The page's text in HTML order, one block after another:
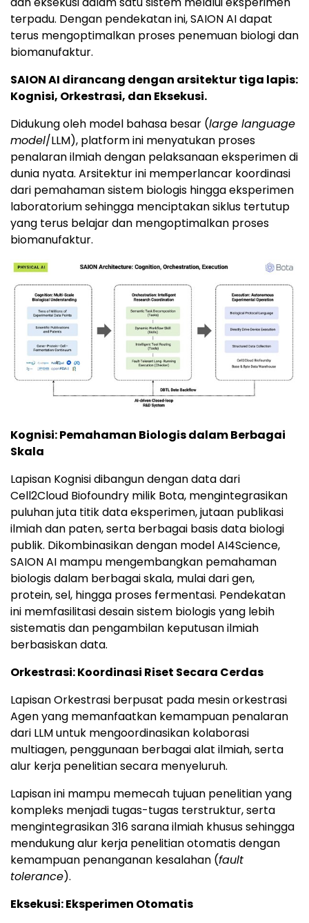
terpadu. Dengan pendekatan ini, SAION AI dapat
terus mengoptimalkan proses penemuan biologi dan
biomanufaktur.
SAION AI dirancang dengan arsitektur tiga lapis:
Kognisi, Orkestrasi, dan Eksekusi.
Didukung oleh model bahasa besar (large language
model/LLM), platform ini menyatukan proses
penalaran ilmiah dengan pelaksanaan eksperimen di
dunia nyata. Arsitektur ini memperlancar koordinasi
dari pemahaman sistem biologis hingga eksperimen
laboratorium sehingga menciptakan siklus tertutup
yang terus belajar dan mengoptimalkan proses
biomanufaktur.
Kognisi: Pemahaman Biologis dalam Berbagai
Skala
Lapisan Kognisi dibangun dengan data dari
Cell2Cloud Biofoundry milik Bota, mengintegrasikan
puluhan juta titik data eksperimen, jutaan publikasi
ilmiah dan paten, serta berbagai basis data biologi
publik. Dikombinasikan dengan model AI4Science,
SAION AI mampu mengembangkan pemahaman
biologis dalam berbagai skala, mulai dari gen,
protein, sel, hingga proses fermentasi. Pendekatan
ini memfasilitasi desain sistem biologis yang lebih
sistematis dan pengambilan keputusan ilmiah
berbasiskan data.
Orkestrasi: Koordinasi Riset Secara Cerdas
Lapisan Orkestrasi berpusat pada mesin orkestrasi
Agen yang memanfaatkan kemampuan penalaran
dari LLM untuk mengoordinasikan kolaborasi
multiagen, penggunaan berbagai alat ilmiah, serta
alur kerja penelitian secara menyeluruh.
Lapisan ini mampu memecah tujuan penelitian yang
kompleks menjadi tugas-tugas terstruktur, serta
mengintegrasikan 316 sarana ilmiah khusus sehingga
mendukung alur kerja penelitian otomatis dengan
kemampuan penanganan kesalahan (fault
tolerance).
Eksekusi: Eksperimen Otomatis